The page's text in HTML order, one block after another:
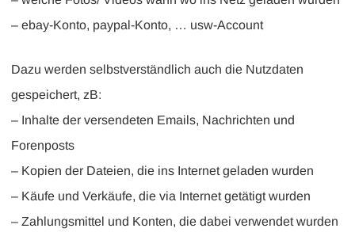
– ebay-Konto, paypal-Konto, … usw-Account
Dazu werden selbstverständlich auch die Nutzdaten
gespeichert, zB:
– Inhalte der versendeten Emails, Nachrichten und
Forenposts
– Kopien der Dateien, die ins Internet geladen wurden
– Käufe und Verkäufe, die via Internet getätigt wurden
– Zahlungsmittel und Konten, die dabei verwendet wurden